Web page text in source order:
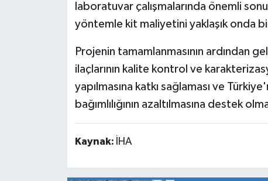
laboratuvar çalışmalarında önemli
yöntemle kit maliyetini yaklaşık onda
Projenin tamamlanmasının ardından
ilaçlarının kalite kontrol ve
yapılmasına katkı sağlaması ve
bağımlılığının azaltılmasına destek
Kaynak: İHA